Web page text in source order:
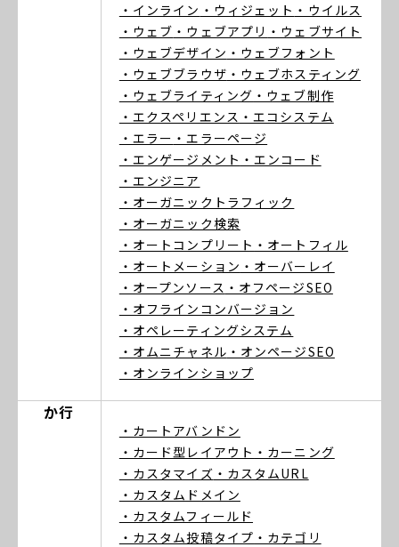
・インライン ・ウィジェット ・ウイルス
・ウェブ ・ウェブアプリ ・ウェブサイト
・ウェブデザイン ・ウェブフォント
・ウェブブラウザ ・ウェブホスティング
・ウェブライティング ・ウェブ制作
・エクスペリエンス ・エコシステム
・エラー ・エラーページ
・エンゲージメント ・エンコード
・エンジニア
・オーガニックトラフィック
・オーガニック検索
・オートコンプリート ・オートフィル
・オートメーション ・オーバーレイ
・オープンソース ・オフページSEO
・オフラインコンバージョン
・オペレーティングシステム
・オムニチャネル ・オンページSEO
・オンラインショップ
か行
・カートアバンドン
・カード型レイアウト ・カーニング
・カスタマイズ ・カスタムURL
・カスタムドメイン
・カスタムフィールド
・カスタム投稿タイプ ・カテゴリ